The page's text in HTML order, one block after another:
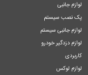
لوازم جانبی
پک نصب سیستم
لوازم جانبی سیستم
لوازم دزدگیر خودرو
کاربردی
لوازم لوکس